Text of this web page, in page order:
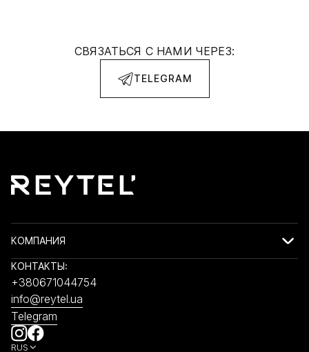
СВЯЗАТЬСЯ С НАМИ ЧЕРЕЗ:
TELEGRAM
КОМПАНИЯ
КОНТАКТЫ:
+380671044754
info@reytel.ua
Telegram
RUS